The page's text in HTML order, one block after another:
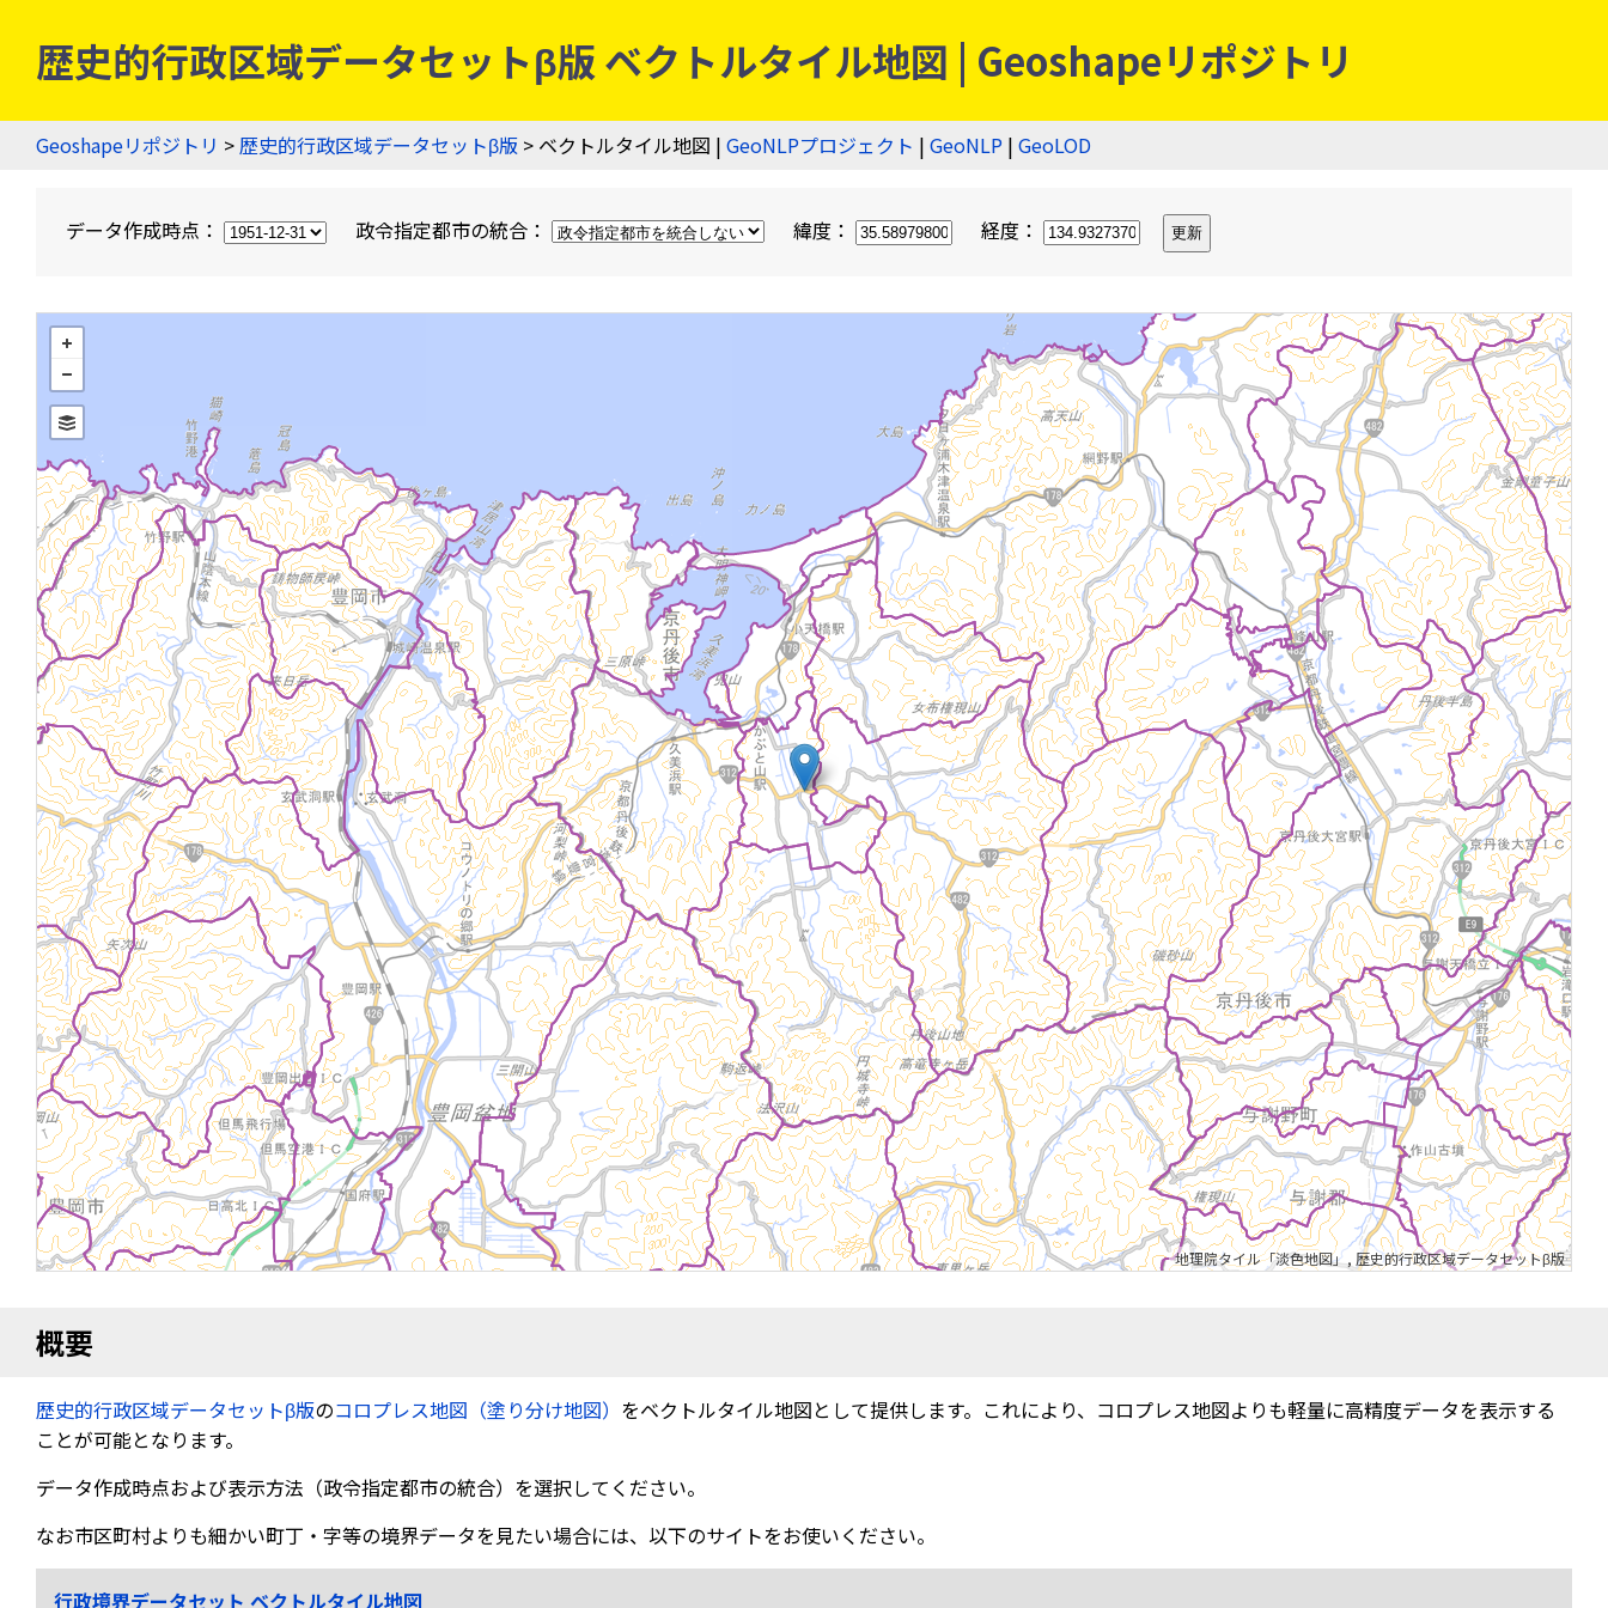
歴史的行政区域データセットβ版 ベクトルタイル地図 | Geoshapeリポジトリ
Geoshapeリポジトリ >歴史的行政区域データセットβ版 > ベクトルタイル地図 | GeoNLPプロジェクト | GeoNLP | GeoLOD
データ作成時点： 政令指定都市の統合： 緯度： 経度：
地理院タイル「淡色地図」 , 歴史的行政区域データセットβ版
概要
歴史的行政区域データセットβ版のコロプレス地図（塗り分け地図） をベクトルタイル地図として提供します。これにより、コロプレス地図よりも軽量に高精度データを表示する
ことが可能となります。
データ作成時点および表示方法（政令指定都市の統合）を選択してください。
なお市区町村よりも細かい町丁・字等の境界データを見たい場合には、以下のサイトをお使いください。
行政境界データセット ベクトルタイル地図